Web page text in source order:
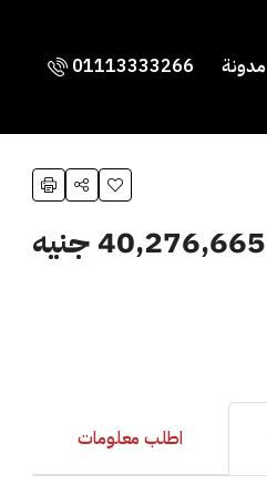
مدونة 01113333266
40,276,665 جنيه
اطلب معلومات